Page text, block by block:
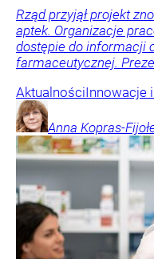
Rząd przyjął projekt
aptek. Organizacje
dostępie do informacji
farmaceutycznej.
AktualnościInnowacje
Anna Kopras-